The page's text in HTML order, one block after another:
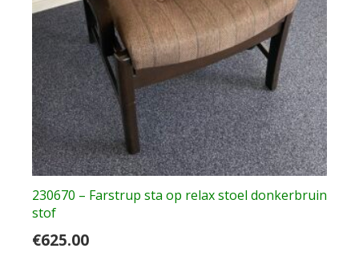
230670 – Farstrup sta op relax stoel donkerbruin
stof
€625.00